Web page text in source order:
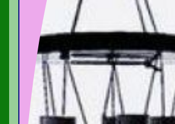
Carillons éoliens 3D avec